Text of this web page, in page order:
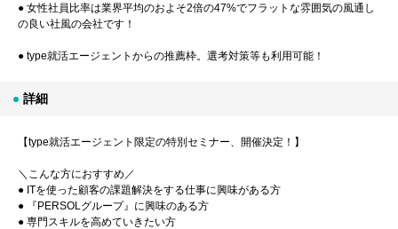
● 女性社員比率は業界平均のおよそ2倍の47%でフラットな雰囲気の風通し
の良い社風の会社です！
● type就活エージェントからの推薦枠。選考対策等も利用可能！
詳細
【type就活エージェント限定の特別セミナー、開催決定！】
＼こんな方におすすめ／
● ITを使った顧客の課題解決をする仕事に興味がある方
● 『PERSOLグループ』に興味のある方
● 専門スキルを高めていきたい方